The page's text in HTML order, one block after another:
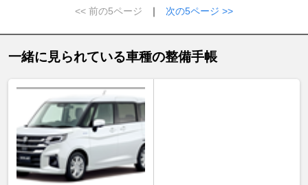
<< 前の5ページ ｜ 次の5ページ >>
一緒に見られている車種の整備手帳